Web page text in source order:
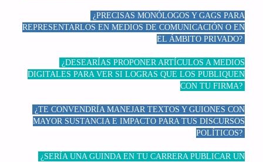
¿PRECISAS MONÓLOGOS Y GAGS PARA
REPRESENTARLOS EN MEDIOS DE COMUNICACIÓN O EN
EL ÁMBITO PRIVADO?
¿DESEARÍAS PROPONER ARTÍCULOS A MEDIOS
DIGITALES PARA VER SI LOGRAS QUE LOS PUBLIQUEN
CON TU FIRMA?
¿TE CONVENDRÍA MANEJAR TEXTOS Y GUIONES CON
MAYOR SUSTANCIA E IMPACTO PARA TUS DISCURSOS
POLÍTICOS?
¿SERÍA UNA GUINDA EN TU CARRERA PUBLICAR UN